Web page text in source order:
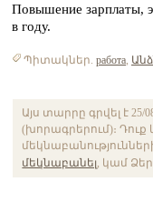
Повышение зарплаты,
в году.
Պիտակներ. работа,
Այս տարրը գրվել է 25/
(խորագրերում)։
մեկնաբանել , կամ